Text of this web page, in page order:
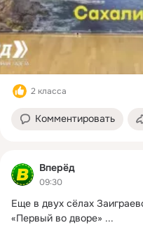
2 класса
Комментировать
Вперёд
09:30
Еще в двух сёлах
«Первый во дворе» ...